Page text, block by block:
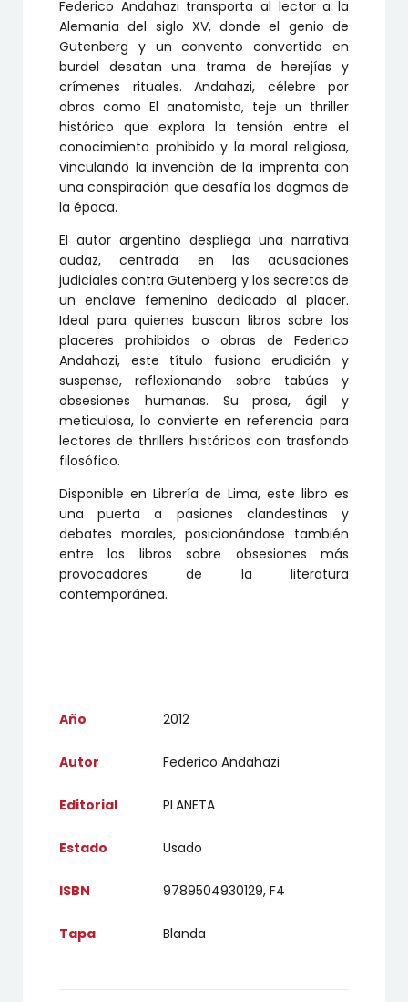
Federico Andahazi transporta al lector a la
Alemania del siglo XV, donde el genio de
Gutenberg y un convento convertido en
burdel desatan una trama de herejías y
crímenes rituales. Andahazi, célebre por
obras como El anatomista, teje un thriller
histórico que explora la tensión entre el
conocimiento prohibido y la moral religiosa,
vinculando la invención de la imprenta con
una conspiración que desafía los dogmas de
la época.
El autor argentino despliega una narrativa
audaz, centrada en las acusaciones
judiciales contra Gutenberg y los secretos de
un enclave femenino dedicado al placer.
Ideal para quienes buscan libros sobre los
placeres prohibidos o obras de Federico
Andahazi, este título fusiona erudición y
suspense, reflexionando sobre tabúes y
obsesiones humanas. Su prosa, ágil y
meticulosa, lo convierte en referencia para
lectores de thrillers históricos con trasfondo
filosófico.
Disponible en Librería de Lima, este libro es
una puerta a pasiones clandestinas y
debates morales, posicionándose también
entre los libros sobre obsesiones más
provocadores de la literatura
contemporánea.
Año 2012
Autor Federico Andahazi
Editorial PLANETA
Estado Usado
ISBN 9789504930129, F4
Tapa Blanda